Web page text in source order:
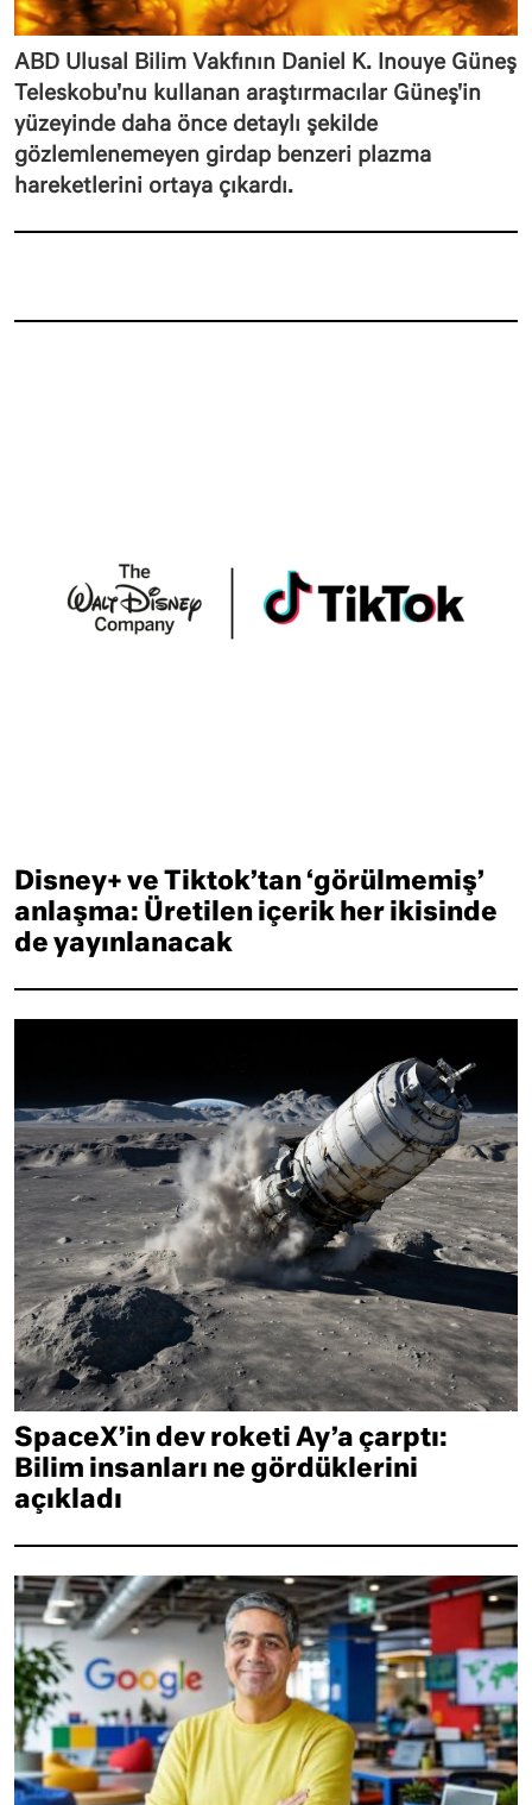
ABD Ulusal Bilim Vakfının Daniel K. Inouye Güneş
Teleskobu'nu kullanan araştırmacılar Güneş'in
yüzeyinde daha önce detaylı şekilde
gözlemlenemeyen girdap benzeri plazma
hareketlerini ortaya çıkardı.
Disney+ ve Tiktok’tan ‘görülmemiş’
anlaşma: Üretilen içerik her ikisinde
de yayınlanacak
SpaceX’in dev roketi Ay’a çarptı:
Bilim insanları ne gördüklerini
açıkladı